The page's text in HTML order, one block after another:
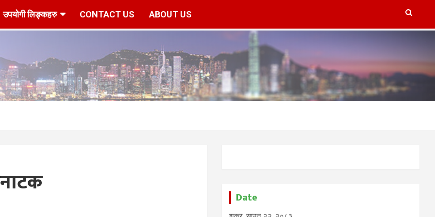
www/vhosts/hknepal.com/httpdocs/deshbidesh/wp-content/plugins/refresh-post-page-wud/refresh-post-page-wud.php
उपयोगी लिङ्कहरु CONTACT US ABOUT US
Date